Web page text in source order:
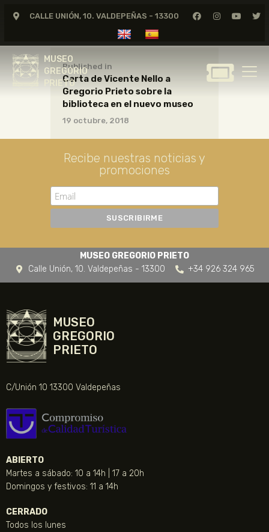
CALLE UNIÓN, 10. VALDEPEÑAS - 13300
MUSEO
GREGORIO
PRIETO
MUSEO
GREGORIO
GREGORIO PRIETO
MUSEO
ARCHIVO
CERTAMEN DE DIBUJO
FUNDACIÓN
TIENDA
NOTICIAS
Published in
Carta de Vicente Nello a
Gregorio Prieto sobre la
biblioteca en el nuevo museo
19 octubre, 2018
Recibe nuestras noticias y
promociones
MUSEO GREGORIO PRIETO
Calle Unión, 10. Valdepeñas - 13300
+34 926 324 965
MUSEO
GREGORIO
PRIETO
C/Unión 10 13300 Valdepeñas
ABIERTO
Martes a sábado: 10 a 14h | 17 a 20h
Domingos y festivos: 11 a 14h
CERRADO
Todos los lunes